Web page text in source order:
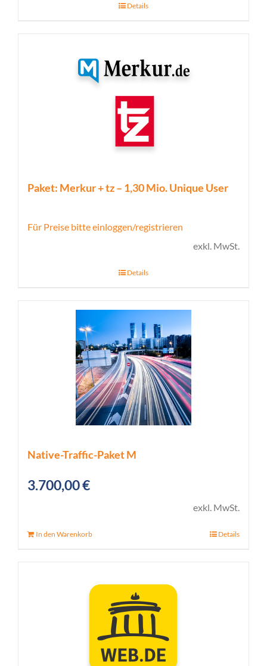
Details
Paket: Merkur + tz – 1,30 Mio. Unique User
Für Preise bitte einloggen/registrieren
exkl. MwSt.
Details
Native-Traffic-Paket M
3.700,00€
exkl. MwSt.
In den Warenkorb Details